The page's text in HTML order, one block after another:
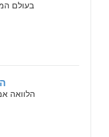
בעולם
הלוואה